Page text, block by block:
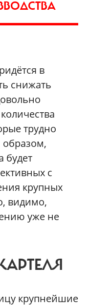
в
снижать
трудно
образом,
будет
с
крупных
видимо,
уже не
крупнейшие